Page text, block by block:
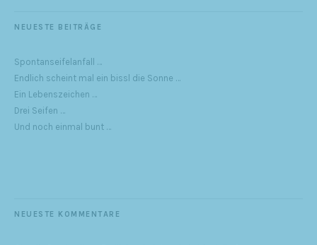
NEUESTE BEITRÄGE
Spontanseifelanfall …
Endlich scheint mal ein bissl die Sonne …
Ein Lebenszeichen …
Drei Seifen …
Und noch einmal bunt …
NEUESTE KOMMENTARE